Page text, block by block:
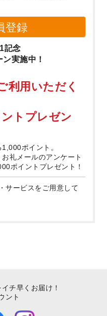
登録
記念
実施中！
利用いただく
トプレゼン
ポイント。
礼メールのアンケート
ポイントプレゼント！
サービスをご用意して
チ早くお届け！
ント